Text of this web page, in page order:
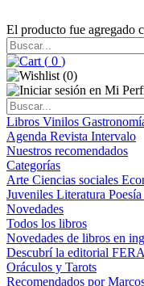
El producto fue agregado
( 0 )
(0)
Libros Vinilos
Agenda Revista Intervalo
Nuestros recomendados
Categorías
Arte Ciencias sociales
Juveniles Literatura Poesía
Novedades
Todos los libros
Novedades de libros en
Descubrí la editorial FERA
Oráculos y Tarots
Recomendados por